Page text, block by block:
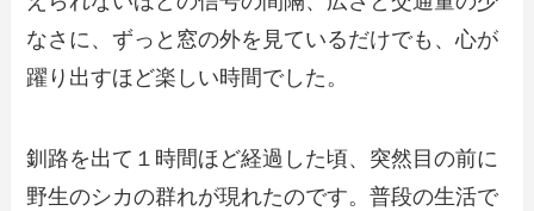
なさに、ずっと窓の外を見ているだけでも、心が
躍り出すほど楽しい時間でした。
釧路を出て１時間ほど経過した頃、突然目の前に
野生のシカの群れが現れたのです。普段の生活で